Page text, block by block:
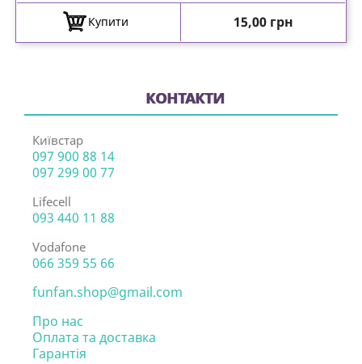
Купити Ціна
15,00 грн
КОНТАКТИ
Київстар
097 900 88 14
097 299 00 77
Lifecell
093 440 11 88
Vodafone
066 359 55 66
funfan.shop@gmail.com
Про нас
Оплата та доставка
Гарантія